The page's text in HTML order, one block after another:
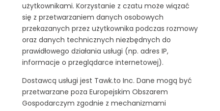
użytkownikami. Korzystanie z czatu może wiązać
się z przetwarzaniem danych osobowych
przekazanych przez użytkownika podczas rozmowy
oraz danych technicznych niezbędnych do
prawidłowego działania usługi (np. adres IP,
informacje o przeglądarce internetowej).
Dostawcą usługi jest Tawk.to Inc. Dane mogą być
przetwarzane poza Europejskim Obszarem
Gospodarczym zgodnie z mechanizmami